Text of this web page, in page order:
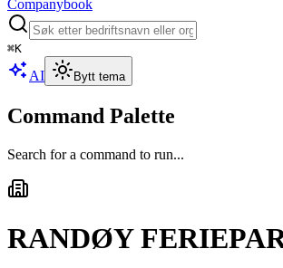
Companybook
⌘K
AI Bytt tema
Command Palette
Search for a command to run...
RANDØY